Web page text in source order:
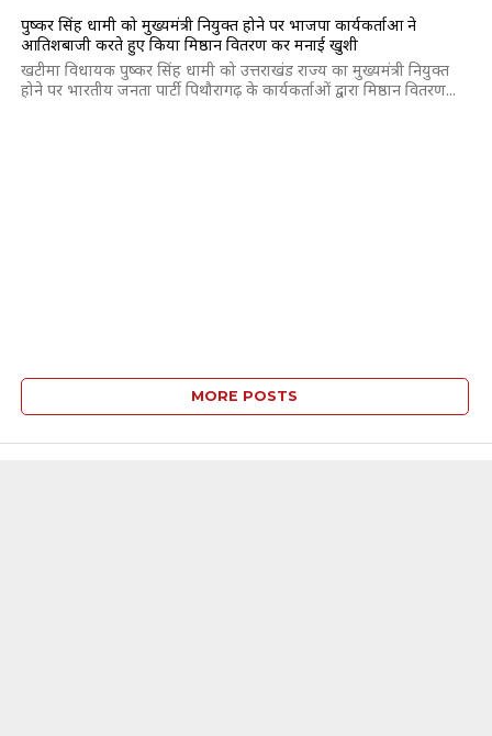
पुष्कर सिंह धामी को मुख्यमंत्री नियुक्त होने पर भाजपा कार्यकर्ताओं ने
आतिशबाजी करते हुए किया मिष्ठान वितरण कर मनाई खुशी
खटीमा विधायक पुष्कर सिंह धामी को उत्तराखंड राज्य का मुख्यमंत्री नियुक्त
होने पर भारतीय जनता पार्टी पिथौरागढ़ के कार्यकर्ताओं द्वारा मिष्ठान वितरण...
MORE POSTS